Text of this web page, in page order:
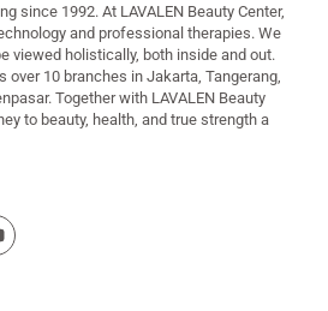
since 1992. At LAVALEN Beauty Center,
and professional therapies. We
viewed holistically, both inside and out.
over 10 branches in Jakarta, Tangerang,
Together with LAVALEN Beauty
to beauty, health, and true strength a